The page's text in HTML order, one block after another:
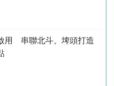
用 串聯北斗、埤頭打造